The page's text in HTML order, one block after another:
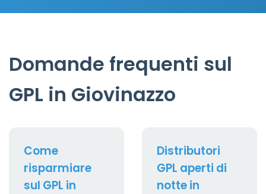
Domande frequenti sul
GPL in Giovinazzo
Come
risparmiare
sul GPL in
Distributori
GPL aperti di
notte in